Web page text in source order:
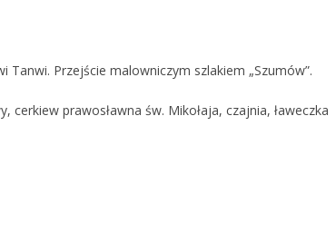
Przejście malowniczym szlakiem „Szumów”.
prawosławna św. Mikołaja, czajnia, ławeczka